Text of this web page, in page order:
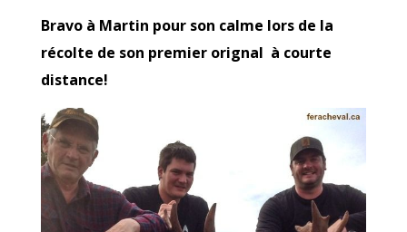
Bravo à Martin pour son calme lors de la
récolte de son premier orignal à courte
distance!